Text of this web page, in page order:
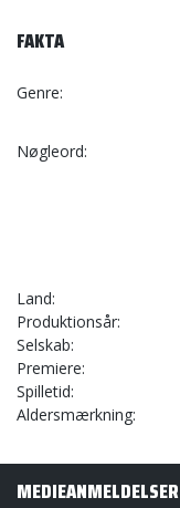
FAKTA
Genre
Nøgleord
Land
Produktionsår
Selskab
Premiere
Spilletid
Aldersmærkning
MEDIEANMELDELSER